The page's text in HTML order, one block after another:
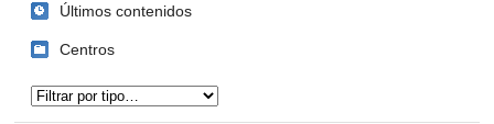
Últimos contenidos
Centros